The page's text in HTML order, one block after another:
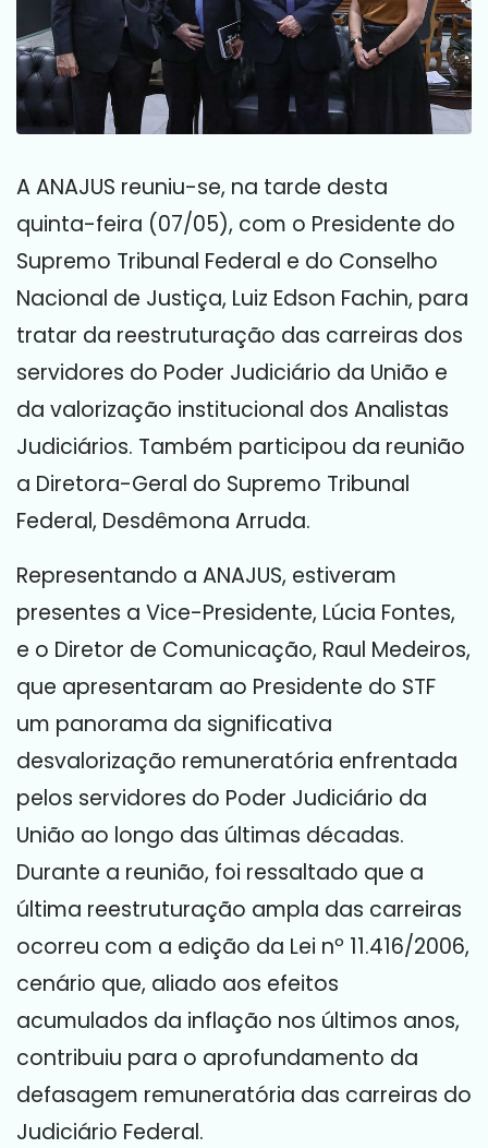
A ANAJUS reuniu-se, na tarde desta
quinta-feira (07/05), com o Presidente do
Supremo Tribunal Federal e do Conselho
Nacional de Justiça, Luiz Edson Fachin, para
tratar da reestruturação das carreiras dos
servidores do Poder Judiciário da União e
da valorização institucional dos Analistas
Judiciários. Também participou da reunião
a Diretora-Geral do Supremo Tribunal
Federal, Desdêmona Arruda.
Representando a ANAJUS, estiveram
presentes a Vice-Presidente, Lúcia Fontes,
e o Diretor de Comunicação, Raul Medeiros,
que apresentaram ao Presidente do STF
um panorama da significativa
desvalorização remuneratória enfrentada
pelos servidores do Poder Judiciário da
União ao longo das últimas décadas.
Durante a reunião, foi ressaltado que a
última reestruturação ampla das carreiras
ocorreu com a edição da Lei nº 11.416/2006,
cenário que, aliado aos efeitos
acumulados da inflação nos últimos anos,
contribuiu para o aprofundamento da
defasagem remuneratória das carreiras do
Judiciário Federal.